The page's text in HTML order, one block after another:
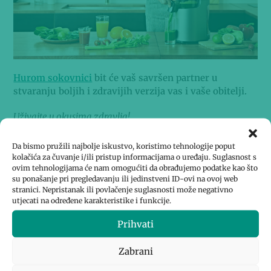
Da bismo pružili najbolje iskustvo, koristimo tehnologije poput
kolačića za čuvanje i/ili pristup informacijama o uređaju. Suglasnost s
ovim tehnologijama će nam omogućiti da obrađujemo podatke kao što
su ponašanje pri pregledavanju ili jedinstveni ID-ovi na ovoj web
stranici. Nepristanak ili povlačenje suglasnosti može negativno
utjecati na određene karakteristike i funkcije.
Prihvati
Zabrani
Hurom sokovnici bit će vaš savršen partner u
stvaranju boljih i zdravijih verzija vas i vaše obitelji.
Uživajte u okusima zdravlja!
Ivan Krkalo
F
a
c
T
w
it
S
h
ar